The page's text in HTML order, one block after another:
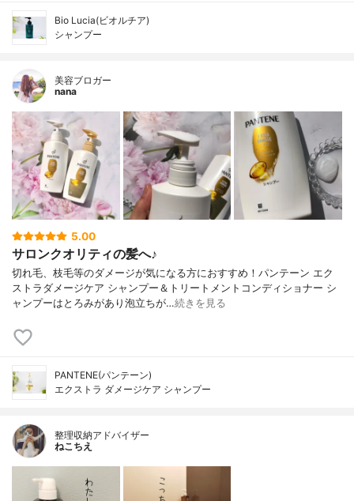
Bio Lucia(ビオルチア)
シャンプー
美容ブロガー
nana
5.00
サロンクオリティの髪へ♪
切れ毛、枝毛等のダメージが気になる方におすすめ！パンテーン エク
ストラダメージケア シャンプー＆トリートメントコンディショナー シ
ャンプーはとろみがあり泡立ちが…続きを見る
PANTENE(パンテーン)
エクストラ ダメージケア シャンプー
整理収納アドバイザー
ねこちえ